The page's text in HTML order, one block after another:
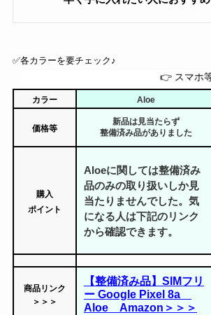
✅️各カラーを要チェック♪
👉 スマホ
カラー Aloe
価格等
新品は見当たらず
整備済み品がありました
購入
ポイント
Aloeに関しては整備済み
品のみの取り扱いしか見
当たりませんでした。気
になる人は下記のリンク
から確認できます。
商品リンク
＞＞＞
【整備済み品】SIMフリ
ー Google Pixel 8a
Aloe Amazon＞＞＞